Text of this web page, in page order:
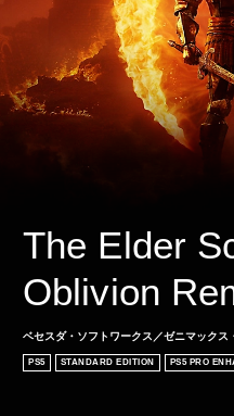
The Elder
Oblivion
ベセスダ・ソフトワークス／ゼニマックス
PS5 STANDARD EDITION PS5 PRO